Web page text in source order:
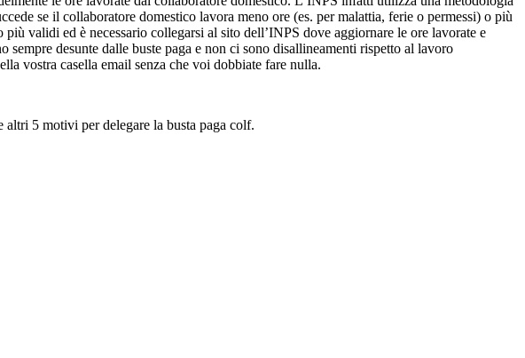
se il collaboratore domestico lavora meno ore (es. per malattia, ferie o permessi) o più
validi ed è necessario collegarsi al sito dell’INPS dove aggiornare le ore lavorate e
desunte dalle buste paga e non ci sono disallineamenti rispetto al lavoro
vostra casella email senza che voi dobbiate fare nulla.
5 motivi per delegare la busta paga colf.